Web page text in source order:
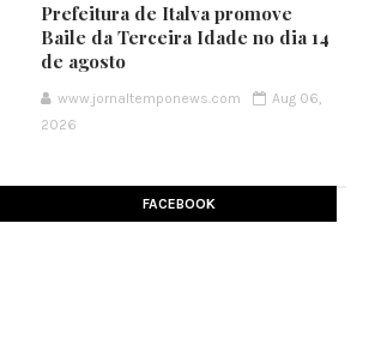
Prefeitura de Italva promove
Baile da Terceira Idade no dia 14
de agosto
www.jornaltemponews.com
Aug 06,
2026
FACEBOOK